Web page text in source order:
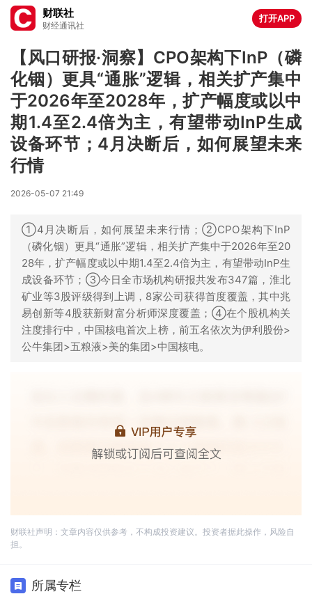
财联社
财经通讯社
打开APP
【风口研报·洞察】CPO架构下InP（磷
化铟）更具“通胀”逻辑，相关扩产集中
于2026年至2028年，扩产幅度或以中
期1.4至2.4倍为主，有望带动InP生成
设备环节；4月决断后，如何展望未来
行情
2026-05-07 21:49
①4月决断后，如何展望未来行情；②CPO架构下InP
（磷化铟）更具“通胀”逻辑，相关扩产集中于2026年至20
28年，扩产幅度或以中期1.4至2.4倍为主，有望带动InP生
成设备环节；③今日全市场机构研报共发布347篇，淮北
矿业等3股评级得到上调，8家公司获得首度覆盖，其中兆
易创新等4股获新财富分析师深度覆盖；④在个股机构关
注度排行中，中国核电首次上榜，前五名依次为伊利股份>
公牛集团>五粮液>美的集团>中国核电。
财联社声明：文章内容仅供参考，不构成投资建议。投资者据此操作，风险自
担。
所属专栏